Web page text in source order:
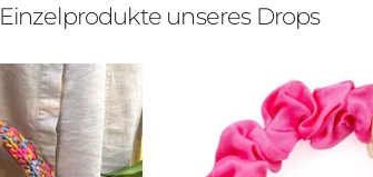
Einzelprodukte unseres Drops